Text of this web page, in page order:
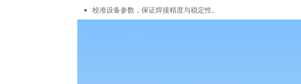
校准设备参数，保证焊接精度与稳定性。